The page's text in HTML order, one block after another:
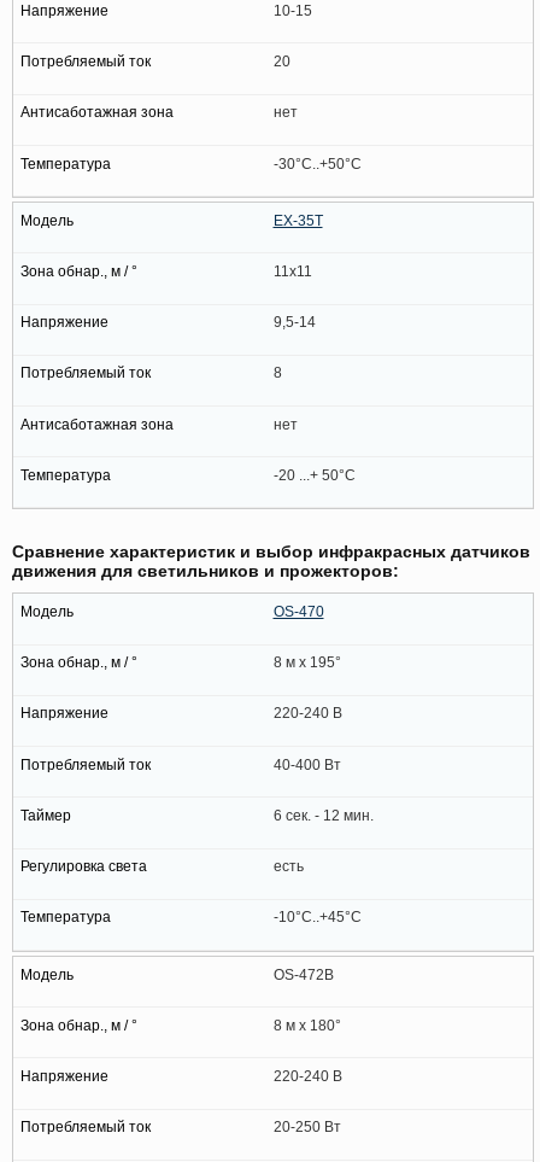
10-15
20
нет
-30°C..+50°C
EX-35T
11х11
9,5-14
8
нет
-20 ...+ 50°C
Сравнение характеристик и выбор инфракрасных датчиков
движения для светильников и прожекторов:
OS-470
8 м x 195°
220-240 В
40-400 Вт
6 сек. - 12 мин.
есть
-10°C..+45°C
OS-472B
8 м x 180°
220-240 В
20-250 Вт